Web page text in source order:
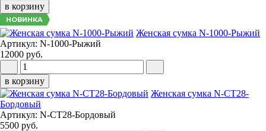
в корзину
НОВИНКА
Женская сумка N-1000-Рыжий
Артикул: N-1000-Рыжий
12000 руб.
в корзину
Женская сумка N-CT28-
Бордовый
Артикул: N-CT28-Бордовый
5500 руб.